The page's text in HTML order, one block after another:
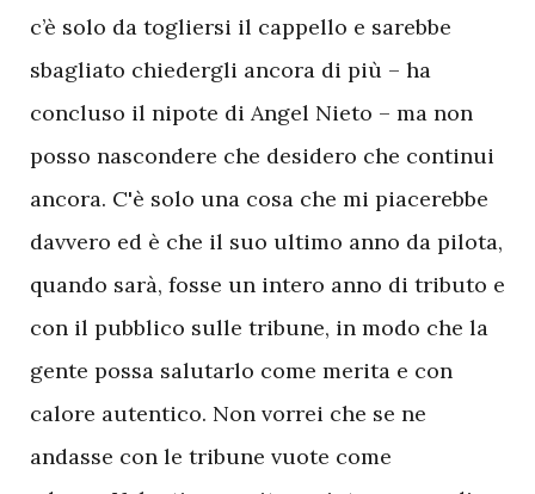
c’è solo da togliersi il cappello e sarebbe
sbagliato chiedergli ancora di più – ha
concluso il nipote di Angel Nieto – ma non
posso nascondere che desidero che continui
ancora. C'è solo una cosa che mi piacerebbe
davvero ed è che il suo ultimo anno da pilota,
quando sarà, fosse un intero anno di tributo e
con il pubblico sulle tribune, in modo che la
gente possa salutarlo come merita e con
calore autentico. Non vorrei che se ne
andasse con le tribune vuote come